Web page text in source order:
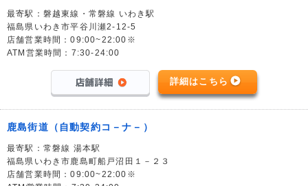
最寄駅：磐越東線・常磐線 いわき駅
福島県いわき市平谷川瀬2-12-5
店舗営業時間：09:00~22:00※
ATM営業時間：7:30-24:00
詳細はこちら
鹿島街道（自動契約コ－ナ－）
最寄駅：常磐線 湯本駅
福島県いわき市鹿島町船戸沼田１－２３
店舗営業時間：09:00~22:00※